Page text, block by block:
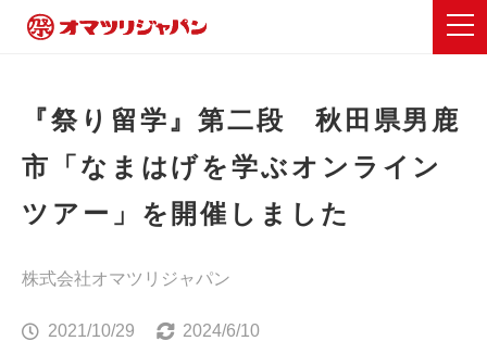
『祭り留学』第二段 秋田県男鹿
市「なまはげを学ぶオンライン
ツアー」を開催しました
株式会社オマツリジャパン
2021/10/29 2024/6/10